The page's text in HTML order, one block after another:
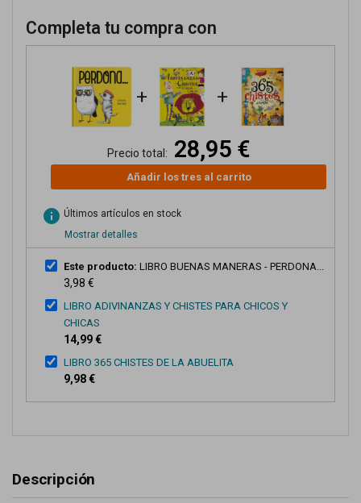
Completa tu compra con
+ +
Precio total: 28,95 €
Añadir los tres al carrito
info Últimos artículos en stock
Mostrar detalles
Este producto: LIBRO BUENAS MANERAS - PERDONA...
3,98 €
LIBRO ADIVINANZAS Y CHISTES PARA CHICOS Y
CHICAS
14,99 €
LIBRO 365 CHISTES DE LA ABUELITA
9,98 €
Descripción